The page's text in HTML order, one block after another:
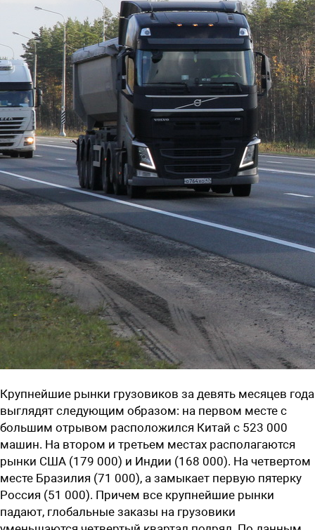
Крупнейшие рынки грузовиков за девять месяцев года
выглядят следующим образом: на первом месте с
большим отрывом расположился Китай с 523 000
машин. На втором и третьем местах располагаются
рынки США (179 000) и Индии (168 000). На четвертом
месте Бразилия (71 000), а замыкает первую пятерку
Россия (51 000). Причем все крупнейшие рынки
падают, глобальные заказы на грузовики